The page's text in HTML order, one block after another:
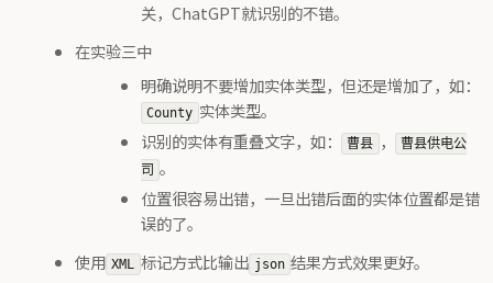
关，ChatGPT就识别的不错。
在实验三中
明确说明不要增加实体类型，但还是增加了，如：
County 实体类型。
识别的实体有重叠文字，如：
曹县 ，
曹县供电公
司 。
位置很容易出错，一旦出错后面的实体位置都是错
误的了。
使用 XML 标记方式比输出 json 结果方式效果更好。